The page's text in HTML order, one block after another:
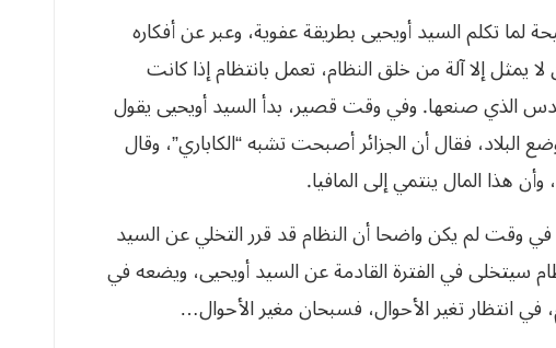
لما تكلم السيد أويحيى بطريقة عفوية، وعبر عن أفكاره
يمثل إلا آلة من خلق النظام، تعمل بانتظام إذا كانت
الذي صنعها. وفي وقت قصير، بدأ السيد أويحيى يقول
البلاد، فقال أن الجزائر أصبحت تشبه “الكاباري”، وقال
هذا المال ينتمي إلى المافيا.
وقت لم يكن واضحا أن النظام قد قرر التخلي عن السيد
سيتخلى في الفترة القادمة عن السيد أويحيى، ويضعه في
انتظار تغير الأحوال، فسبحان مغير الأحوال…